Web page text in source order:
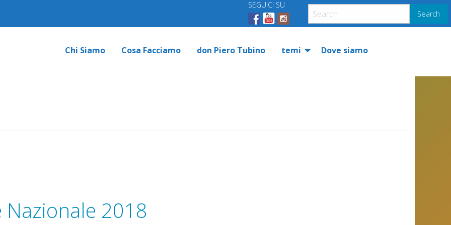
Search
SEGUICI SU
Chi Siamo Cosa Facciamo don Piero Tubino temi Dove siamo
Nazionale 2018